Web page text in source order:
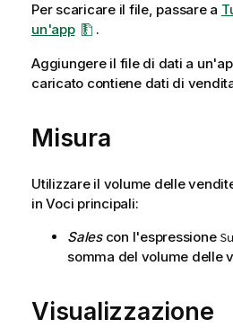
Per scaricare il file, passare a
un'app
.
Aggiungere il file di dati a
caricato contiene dati di
Misura
Utilizzare il volume delle
in Voci principali:
Salescon l'espressione
somma del volume delle
Visualizzazione